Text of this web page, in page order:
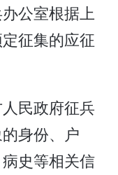
公室根据上
征集的应征
民政府征兵
身份、户
史等相关信